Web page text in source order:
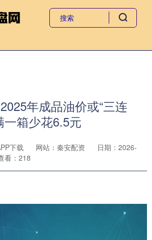
年成品油价或“三连
一箱少花6.5元
下载 网站：秦安配资
日期：2026-
看：218